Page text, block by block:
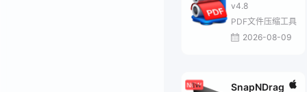
v4.8
PDF文件压缩工具
2026-08-09
SnapNDrag